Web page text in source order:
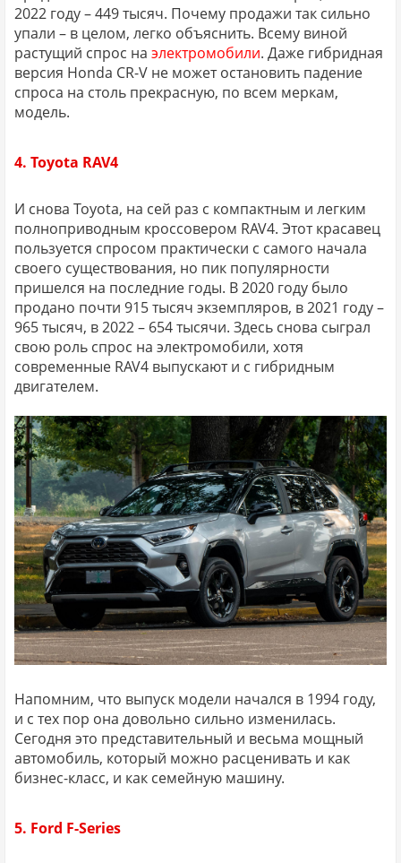
2022 году – 449 тысяч. Почему продажи так сильно
упали – в целом, легко объяснить. Всему виной
растущий спрос на электромобили. Даже гибридная
версия Honda CR-V не может остановить падение
спроса на столь прекрасную, по всем меркам,
модель.
4. Toyota RAV4
И снова Toyota, на сей раз с компактным и легким
полноприводным кроссовером RAV4. Этот красавец
пользуется спросом практически с самого начала
своего существования, но пик популярности
пришелся на последние годы. В 2020 году было
продано почти 915 тысяч экземпляров, в 2021 году –
965 тысяч, в 2022 – 654 тысячи. Здесь снова сыграл
свою роль спрос на электромобили, хотя
современные RAV4 выпускают и с гибридным
двигателем.
Напомним, что выпуск модели начался в 1994 году,
и с тех пор она довольно сильно изменилась.
Сегодня это представительный и весьма мощный
автомобиль, который можно расценивать и как
бизнес-класс, и как семейную машину.
5. Ford F-Series